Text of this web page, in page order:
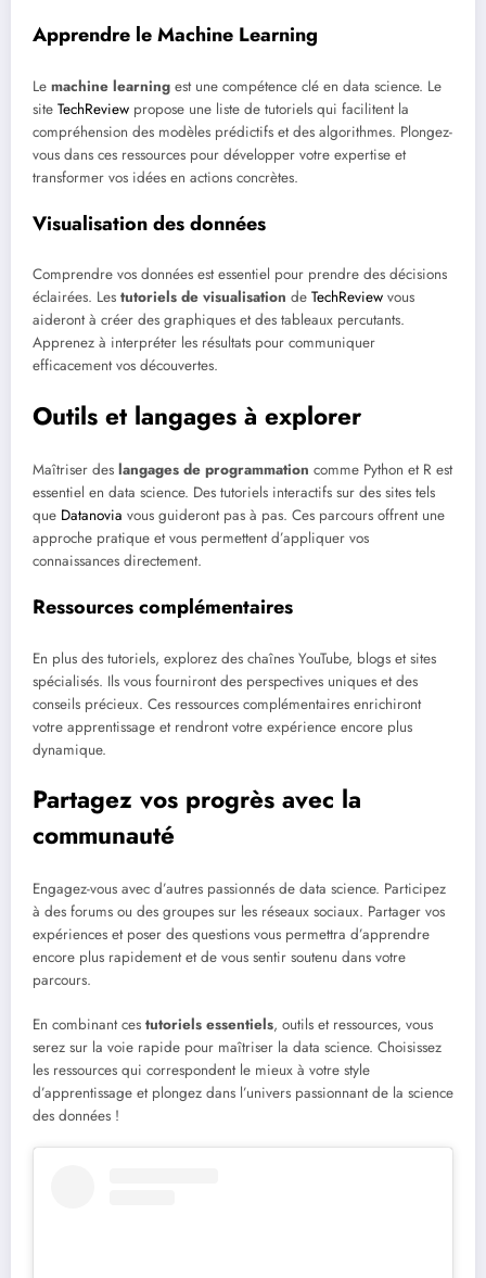
Apprendre le Machine Learning
Le machine learning est une compétence clé en data science. Le
site TechReview propose une liste de tutoriels qui facilitent la
compréhension des modèles prédictifs et des algorithmes. Plongez-
vous dans ces ressources pour développer votre expertise et
transformer vos idées en actions concrètes.
Visualisation des données
Comprendre vos données est essentiel pour prendre des décisions
éclairées. Les tutoriels de visualisation de TechReview vous
aideront à créer des graphiques et des tableaux percutants.
Apprenez à interpréter les résultats pour communiquer
efficacement vos découvertes.
Outils et langages à explorer
Maîtriser des langages de programmation comme Python et R est
essentiel en data science. Des tutoriels interactifs sur des sites tels
que Datanovia vous guideront pas à pas. Ces parcours offrent une
approche pratique et vous permettent d’appliquer vos
connaissances directement.
Ressources complémentaires
En plus des tutoriels, explorez des chaînes YouTube, blogs et sites
spécialisés. Ils vous fourniront des perspectives uniques et des
conseils précieux. Ces ressources complémentaires enrichiront
votre apprentissage et rendront votre expérience encore plus
dynamique.
Partagez vos progrès avec la
communauté
Engagez-vous avec d’autres passionnés de data science. Participez
à des forums ou des groupes sur les réseaux sociaux. Partager vos
expériences et poser des questions vous permettra d’apprendre
encore plus rapidement et de vous sentir soutenu dans votre
parcours.
En combinant ces tutoriels essentiels, outils et ressources, vous
serez sur la voie rapide pour maîtriser la data science. Choisissez
les ressources qui correspondent le mieux à votre style
d’apprentissage et plongez dans l’univers passionnant de la science
des données !